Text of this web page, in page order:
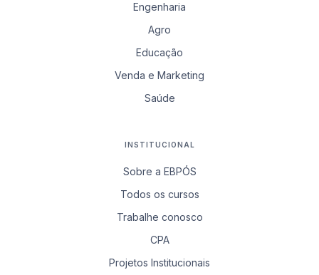
Engenharia
Agro
Educação
Venda e Marketing
Saúde
INSTITUCIONAL
Sobre a EBPÓS
Todos os cursos
Trabalhe conosco
CPA
Projetos Institucionais